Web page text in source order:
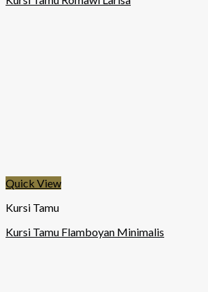
Quick View
Kursi Tamu
Kursi Tamu Flamboyan Minimalis